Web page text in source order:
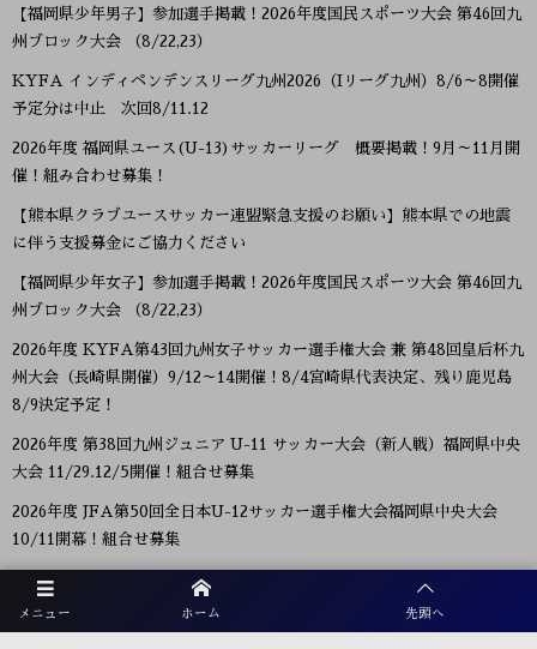
メニュー ホーム 先頭へ
【福岡県少年男子】参加選手掲載！2026年度国民スポーツ大会 第46回九
州ブロック大会 （8/22,23）
KYFA インディペンデンスリーグ九州2026（Iリーグ九州）8/6～8開催
予定分は中止 次回8/11.12
2026年度 福岡県ユース(U-13)サッカーリーグ 概要掲載！9月～11月開
催！組み合わせ募集！
【熊本県クラブユースサッカー連盟緊急支援のお願い】熊本県での地震
に伴う支援募金にご協力ください
【福岡県少年女子】参加選手掲載！2026年度国民スポーツ大会 第46回九
州ブロック大会 （8/22,23）
2026年度 KYFA第43回九州女子サッカー選手権大会 兼 第48回皇后杯九
州大会（長崎県開催）9/12～14開催！8/4宮崎県代表決定、残り鹿児島
8/9決定予定！
2026年度 第38回九州ジュニア U-11 サッカー大会（新人戦）福岡県中央
大会 11/29.12/5開催！組合せ募集
2026年度 JFA第50回全日本U-12サッカー選手権大会福岡県中央大会
10/11開幕！組合せ募集
プライバシーポリシー